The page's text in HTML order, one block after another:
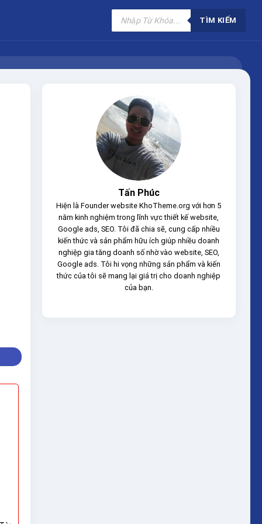
Tìm
kiếm
phẩm
TÌM KIẾM
Tấn Phúc
Hiện là Founder website KhoTheme.org với hơn 5
năm kinh nghiệm trong lĩnh vực thiết kế website,
Google ads, SEO. Tôi đã chia sẽ, cung cấp nhiều
kiến thức và sản phẩm hữu ích giúp nhiều doanh
nghiệp gia tăng doanh số nhờ vào website, SEO,
Google ads. Tôi hi vọng những sản phẩm và kiến
thức của tôi sẽ mang lại giá trị cho doanh nghiệp
của bạn.